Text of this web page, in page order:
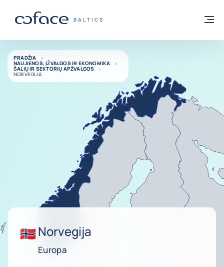
„COFACE“ FOR TRADE - GRUPĖS
BALTICS
Grįžti į pradžią
PRADŽIA
NAUJIENOS, ĮŽVALGOS IR EKONOMIKA
ŠALIŲ IR SEKTORIŲ APŽVALGOS
NORVEGIJA
Norvegija
Europa